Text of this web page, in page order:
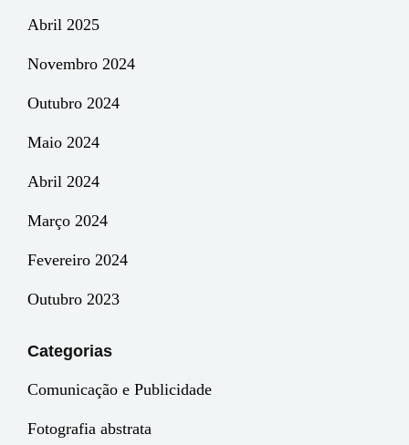
Abril 2025
Novembro 2024
Outubro 2024
Maio 2024
Abril 2024
Março 2024
Fevereiro 2024
Outubro 2023
Categorias
Comunicação e Publicidade
Fotografia abstrata